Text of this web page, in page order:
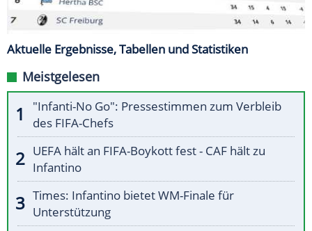
Aktuelle Ergebnisse, Tabellen und Statistiken
Meistgelesen
"Infanti-No Go": Pressestimmen zum Verbleib
des FIFA-Chefs
UEFA hält an FIFA-Boykott fest - CAF hält zu
Infantino
Times: Infantino bietet WM-Finale für
Unterstützung